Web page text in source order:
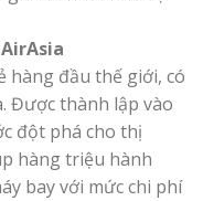
hàng đầu thế giới, có
Được thành lập vào
đột phá cho thị
hàng triệu hành
bay với mức chi phí